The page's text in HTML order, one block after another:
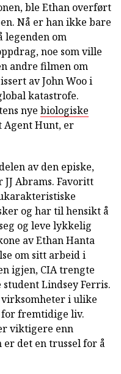
ble Ethan overført
Nå er han ikke bare
legenden om
noe som ville
andre filmen om
av John Woo i
katastrofe.
nye biologiske
Agent Hunt, er
av den episke,
Abrams. Favoritt
og har til hensikt å
og leve lykkelig
av Ethan Hanta
om sitt arbeid i
igjen, CIA trengte
Lindsey Ferris.
i ulike
fremtidige liv.
viktigere enn
er det en trussel for å